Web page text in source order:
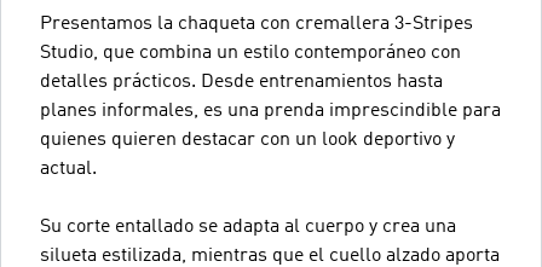
Presentamos la chaqueta con cremallera 3-Stripes
Studio, que combina un estilo contemporáneo con
detalles prácticos. Desde entrenamientos hasta
planes informales, es una prenda imprescindible para
quienes quieren destacar con un look deportivo y
actual.
Su corte entallado se adapta al cuerpo y crea una
silueta estilizada, mientras que el cuello alzado aporta